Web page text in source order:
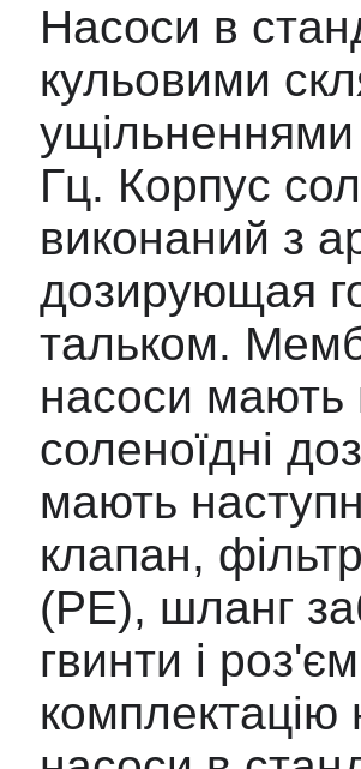
Насоси в
кульовими
Гц. Корпус
виконаний з
дозирующая
тальком.
насоси мають
соленоїдні
мають
клапан,
(РЕ), шланг
гвинти і
комплектацію